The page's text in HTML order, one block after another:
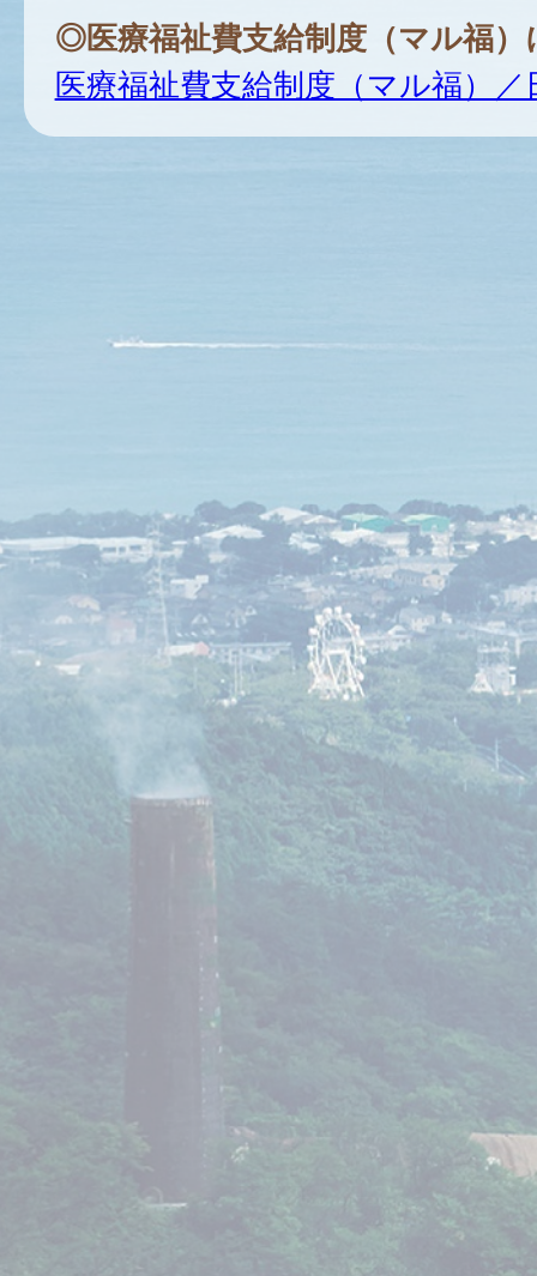
◎医療福祉費支給制度（マル福）
医療福祉費支給制度（マル福）／